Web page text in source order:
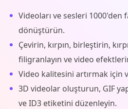
Videoları ve sesleri 1000'den
dönüştürün.
Çevirin, kırpın, birleştirin,
filigranlayın ve video
Video kalitesini artırmak için
3D videolar oluşturun, GIF
ve ID3 etiketini düzenleyin.